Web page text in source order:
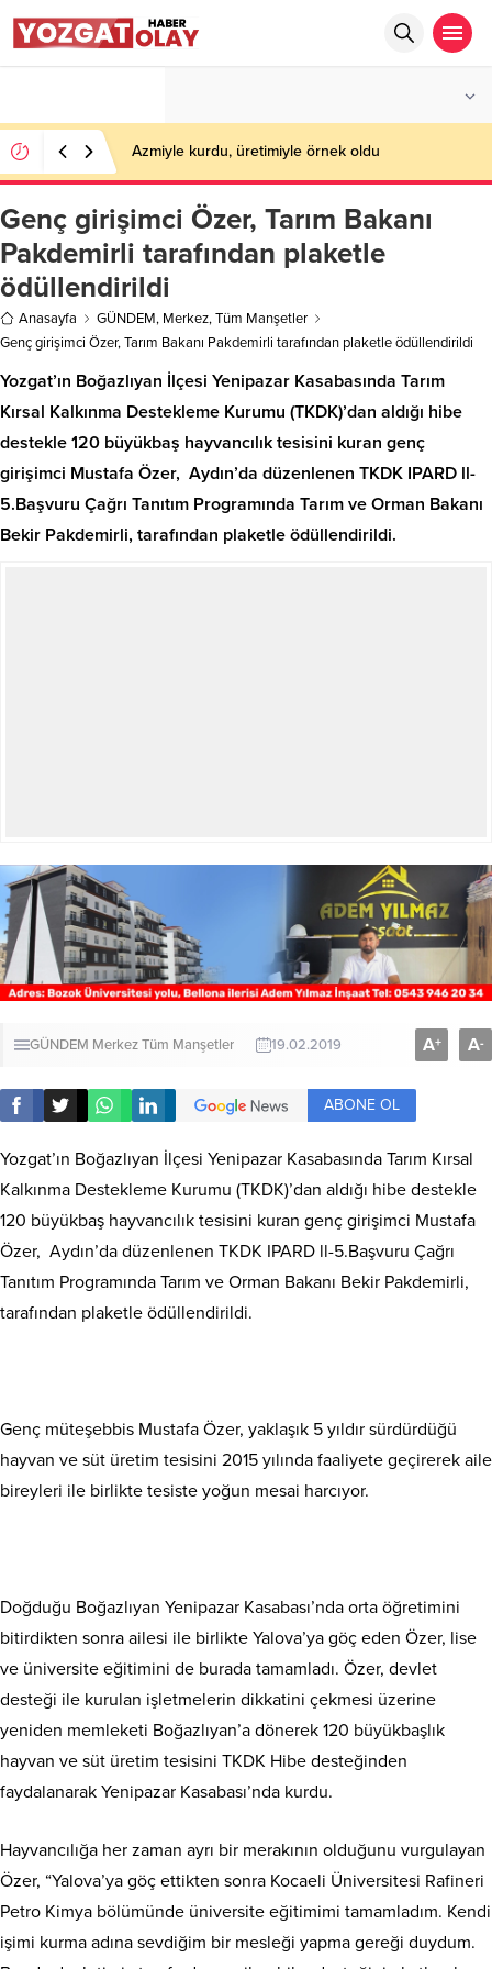
Azmiyle kurdu, üretimiyle örnek oldu
Genç girişimci Özer, Tarım Bakanı
Pakdemirli tarafından plaketle
ödüllendirildi
Anasayfa GÜNDEM, Merkez,Tüm Manşetler
Genç girişimci Özer, Tarım Bakanı Pakdemirli tarafından plaketle ödüllendirildi
Yozgat’ın Boğazlıyan İlçesi Yenipazar Kasabasında Tarım
Kırsal Kalkınma Destekleme Kurumu (TKDK)’dan aldığı hibe
destekle 120 büyükbaş hayvancılık tesisini kuran genç
girişimci Mustafa Özer, Aydın’da düzenlenen TKDK IPARD ll-
5.Başvuru Çağrı Tanıtım Programında Tarım ve Orman Bakanı
Bekir Pakdemirli, tarafından plaketle ödüllendirildi.
GÜNDEM MerkezTüm Manşetler 19.02.2019 A+ A-
ABONE OL
Yozgat’ın Boğazlıyan İlçesi Yenipazar Kasabasında Tarım Kırsal
Kalkınma Destekleme Kurumu (TKDK)’dan aldığı hibe destekle
120 büyükbaş hayvancılık tesisini kuran genç girişimci Mustafa
Özer, Aydın’da düzenlenen TKDK IPARD ll-5.Başvuru Çağrı
Tanıtım Programında Tarım ve Orman Bakanı Bekir Pakdemirli,
tarafından plaketle ödüllendirildi.
Genç müteşebbis Mustafa Özer, yaklaşık 5 yıldır sürdürdüğü
hayvan ve süt üretim tesisini 2015 yılında faaliyete geçirerek aile
bireyleri ile birlikte tesiste yoğun mesai harcıyor.
Doğduğu Boğazlıyan Yenipazar Kasabası’nda orta öğretimini
bitirdikten sonra ailesi ile birlikte Yalova’ya göç eden Özer, lise
ve üniversite eğitimini de burada tamamladı. Özer, devlet
desteği ile kurulan işletmelerin dikkatini çekmesi üzerine
yeniden memleketi Boğazlıyan’a dönerek 120 büyükbaşlık
hayvan ve süt üretim tesisini TKDK Hibe desteğinden
faydalanarak Yenipazar Kasabası’nda kurdu.
Hayvancılığa her zaman ayrı bir merakının olduğunu vurgulayan
Özer, “Yalova’ya göç ettikten sonra Kocaeli Üniversitesi Rafineri
Petro Kimya bölümünde üniversite eğitimimi tamamladım. Kendi
işimi kurma adına sevdiğim bir mesleği yapma gereği duydum.